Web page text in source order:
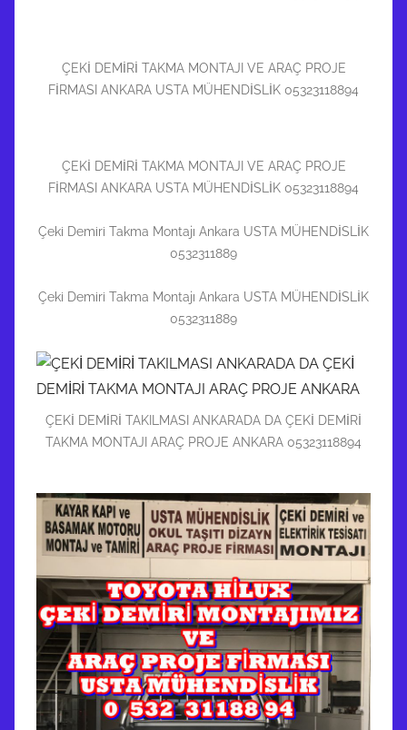
ÇEKİ DEMİRİ TAKMA MONTAJI VE ARAÇ PROJE
FİRMASI ANKARA USTA MÜHENDİSLİK 05323118894
ÇEKİ DEMİRİ TAKMA MONTAJI VE ARAÇ PROJE
FİRMASI ANKARA USTA MÜHENDİSLİK 05323118894
Çeki Demiri Takma Montajı Ankara USTA MÜHENDİSLİK
0532311889
Çeki Demiri Takma Montajı Ankara USTA MÜHENDİSLİK
0532311889
ÇEKİ DEMİRİ TAKILMASI ANKARADA DA ÇEKİ DEMİRİ
TAKMA MONTAJI ARAÇ PROJE ANKARA 05323118894